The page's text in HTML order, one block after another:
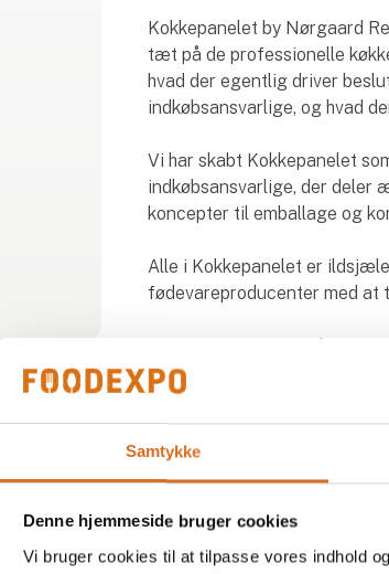
Samtykke
Denne hjemmeside bruger cookies
Vi bruger cookies til at tilpasse vores indhold
Kokkepanelet by Nørgaard
tæt på de professionelle
hvad der egentlig driver
indkøbsansvarlige, og hvad
Vi har skabt Kokkepanelet
indkøbsansvarlige, der deler
koncepter til emballage og
Alle i Kokkepanelet er
fødevareproducenter med at
Gennem interviews,
kokkenes daglige erfaringer
handle på direkte.